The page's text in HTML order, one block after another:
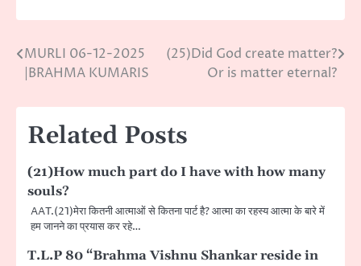
Post
navigation
MURLI 06-12-2025
|BRAHMA KUMARIS
(25)Did God create matter?
Or is matter eternal?
Related Posts
(21)How much part do I have with how many
souls?
AAT.(21)मेरा कितनी आत्माओं से कितना पार्ट है? आत्मा का रहस्य आत्मा के बारे में
हम जानने का प्रयास कर रहे…
T.L.P 80 “Brahma Vishnu Shankar reside in